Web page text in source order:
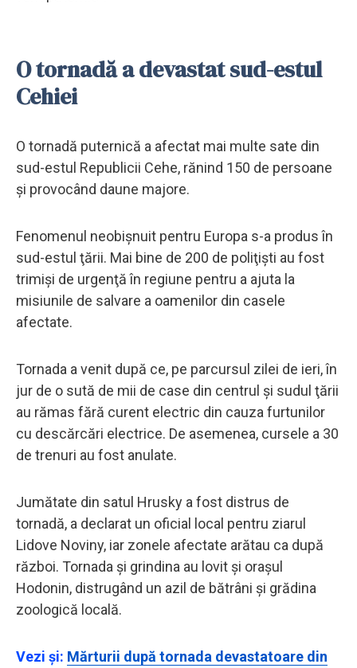
O tornadă a devastat sud-estul
Cehiei
O tornadă puternică a afectat mai multe sate din
sud-estul Republicii Cehe, rănind 150 de persoane
și provocând daune majore.
Fenomenul neobişnuit pentru Europa s-a produs în
sud-estul ţării. Mai bine de 200 de poliţişti au fost
trimişi de urgenţă în regiune pentru a ajuta la
misiunile de salvare a oamenilor din casele
afectate.
Tornada a venit după ce, pe parcursul zilei de ieri, în
jur de o sută de mii de case din centrul şi sudul ţării
au rămas fără curent electric din cauza furtunilor
cu descărcări electrice. De asemenea, cursele a 30
de trenuri au fost anulate.
Jumătate din satul Hrusky a fost distrus de
tornadă, a declarat un oficial local pentru ziarul
Lidove Noviny, iar zonele afectate arătau ca după
război. Tornada și grindina au lovit și orașul
Hodonin, distrugând un azil de bătrâni și grădina
zoologică locală.
Vezi și: Mărturii după tornada devastatoare din